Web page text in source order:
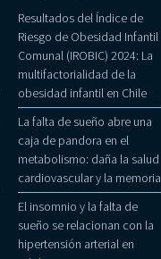
Resultados del Índice de
Riesgo de Obesidad Infantil
Comunal (IROBIC) 2024: La
multifactorialidad de la
obesidad infantil en Chile
La falta de sueño abre una
caja de pandora en el
metabolismo: daña la salud
cardiovascular y la memoria
El insomnio y la falta de
sueño se relacionan con la
hipertensión arterial en